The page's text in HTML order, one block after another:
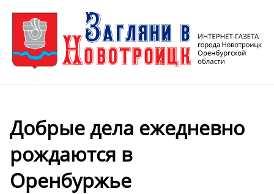
Добрые дела ежедневно
рождаются в
Оренбуржье